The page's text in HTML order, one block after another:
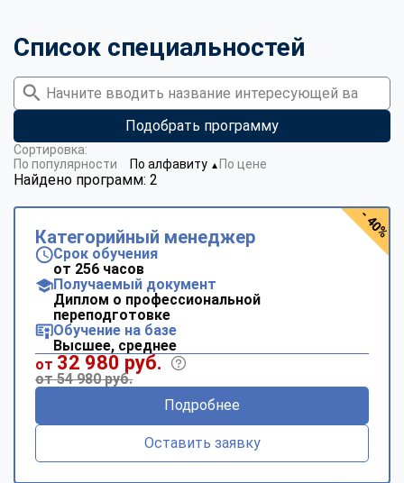
Список специальностей
Подобрать программу
Найдено программ: 2
Сортировка:
По популярности
По алфавиту ▼ По цене
Категорийный менеджер
Срок обучения
от 256 часов
Получаемый документ
Диплом о профессиональной
переподготовке
Обучение на базе
Высшее, среднее
от 32 980 руб.
от 54 980 руб.
Подробнее
Оставить заявку
- 40%